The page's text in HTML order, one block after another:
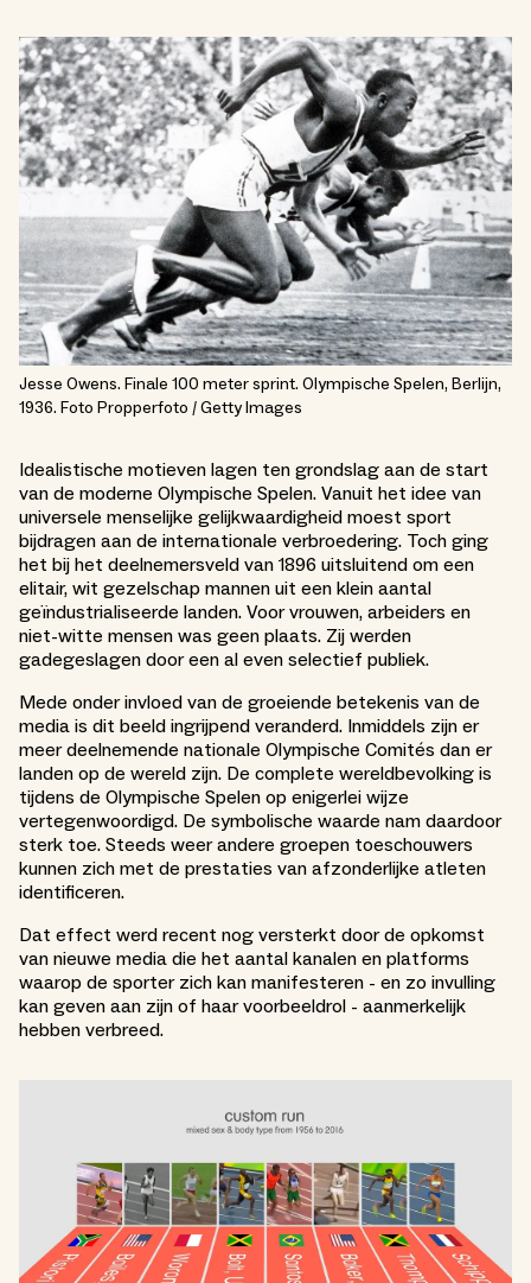
Jesse Owens. Finale 100 meter sprint. Olympische Spelen, Berlijn,
1936. Foto Propperfoto / Getty Images
Idealistische motieven lagen ten grondslag aan de start
van de moderne Olympische Spelen. Vanuit het idee van
universele menselijke gelijkwaardigheid moest sport
bijdragen aan de internationale verbroedering. Toch ging
het bij het deelnemersveld van 1896 uitsluitend om een
elitair, wit gezelschap mannen uit een klein aantal
geïndustrialiseerde landen. Voor vrouwen, arbeiders en
niet-witte mensen was geen plaats. Zij werden
gadegeslagen door een al even selectief publiek.
Mede onder invloed van de groeiende betekenis van de
media is dit beeld ingrijpend veranderd. Inmiddels zijn er
meer deelnemende nationale Olympische Comités dan er
landen op de wereld zijn. De complete wereldbevolking is
tijdens de Olympische Spelen op enigerlei wijze
vertegenwoordigd. De symbolische waarde nam daardoor
sterk toe. Steeds weer andere groepen toeschouwers
kunnen zich met de prestaties van afzonderlijke atleten
identificeren.
Dat effect werd recent nog versterkt door de opkomst
van nieuwe media die het aantal kanalen en platforms
waarop de sporter zich kan manifesteren - en zo invulling
kan geven aan zijn of haar voorbeeldrol - aanmerkelijk
hebben verbreed.